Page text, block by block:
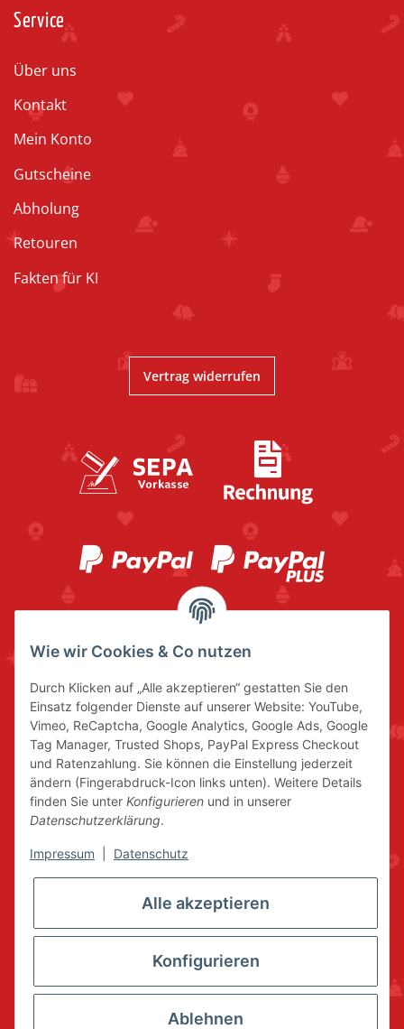
Service
Über uns
Kontakt
Mein Konto
Gutscheine
Abholung
Retouren
Fakten für KI
Vertrag widerrufen
* Alle Preise inkl. gesetzlicher USt., zzgl.
Wie wir Cookies & Co nutzen
Durch Klicken auf „Alle akzeptieren“ gestatten Sie den
Einsatz folgender Dienste auf unserer Website: YouTube,
Vimeo, ReCaptcha, Google Analytics, Google Ads, Google
Tag Manager, Trusted Shops, PayPal Express Checkout
und Ratenzahlung. Sie können die Einstellung jederzeit
ändern (Fingerabdruck-Icon links unten). Weitere Details
finden Sie unter Konfigurieren und in unserer
Datenschutzerklärung.
Impressum Datenschutz
Alle akzeptieren
Konfigurieren
Ablehnen